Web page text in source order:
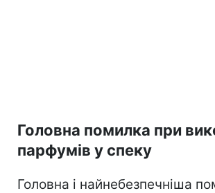
Головна помилка при
парфумів у спеку
Головна і найнебезпечніша